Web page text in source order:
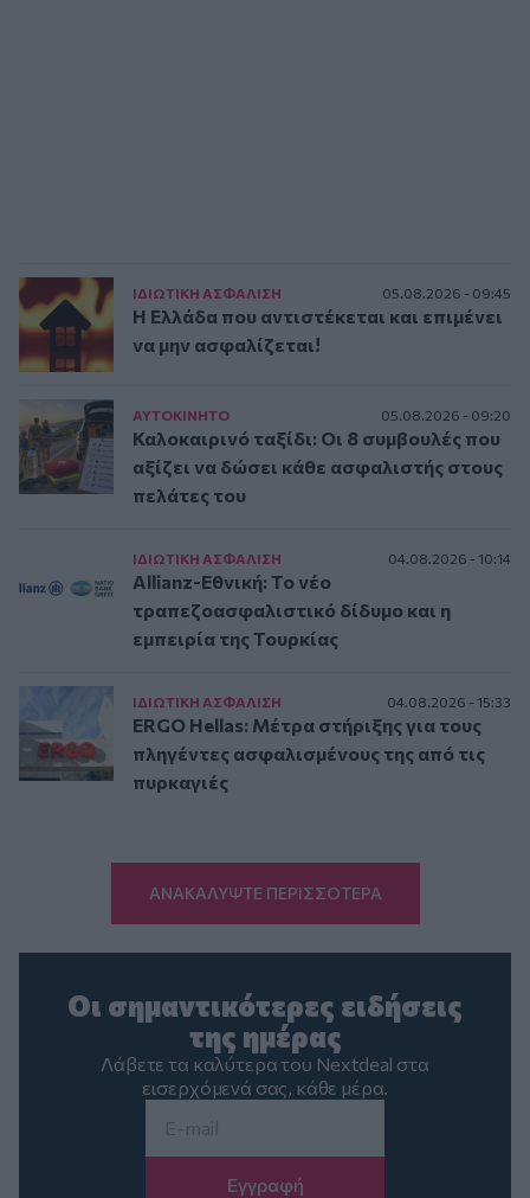
ΙΔΙΩΤΙΚΗ ΑΣΦAΛΙΣΗ 05.08.2026 - 09:45
Η Ελλάδα που αντιστέκεται και επιμένει
να μην ασφαλίζεται!
ΑΥΤΟΚΙΝΗΤΟ 05.08.2026 - 09:20
Καλοκαιρινό ταξίδι: Οι 8 συμβουλές που
αξίζει να δώσει κάθε ασφαλιστής στους
πελάτες του
ΙΔΙΩΤΙΚΗ ΑΣΦAΛΙΣΗ 04.08.2026 - 10:14
Allianz-Εθνική: Το νέο
τραπεζοασφαλιστικό δίδυμο και η
εμπειρία της Τουρκίας
ΙΔΙΩΤΙΚΗ ΑΣΦAΛΙΣΗ 04.08.2026 - 15:33
ERGO Hellas: Μέτρα στήριξης για τους
πληγέντες ασφαλισμένους της από τις
πυρκαγιές
ΑΝΑΚΑΛΥΨΤΕ ΠΕΡΙΣΣΟΤΕΡΑ
Οι σημαντικότερες ειδήσεις
της ημέρας
Λάβετε τα καλύτερα του Nextdeal στα
εισερχόμενά σας, κάθε μέρα.